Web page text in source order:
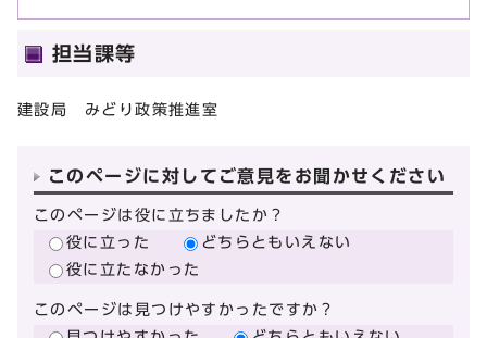
担当課等
建設局 みどり政策推進室
このページに対してご意見をお聞かせください
このページは役に立ちましたか？
役に立った
どちらともいえない
役に立たなかった
このページは見つけやすかったですか？